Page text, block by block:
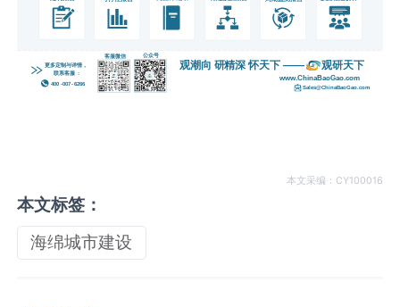
本文采编：CY100016
本文标签：
海绵城市建设